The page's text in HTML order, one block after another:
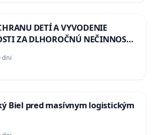
DETÍ A VYVODENIE
ZA DLHOROČNÚ NEČINNOSŤ
dni
Biel pred masívnym logistickým